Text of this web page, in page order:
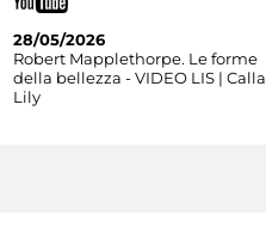
28/05/2026
Robert Mapplethorpe. Le forme
della bellezza - VIDEO LIS | Calla
Lily